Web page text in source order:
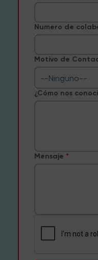
Numero de
Motivo de
--Ninguno--
¿Cómo nos
Mensaje